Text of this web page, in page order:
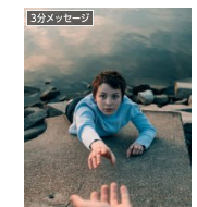
3分メッセージ